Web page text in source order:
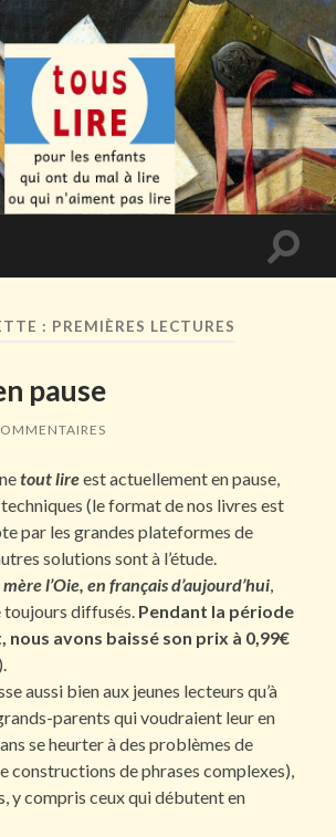
Toggle
: PREMIÈRES LECTURES
pause
tout lireest actuellement en pause,
(le format de nos livres est
par les grandes plateformes de
solutions sont à l’étude.
l’Oie, en français d’aujourd’hui,
toujours diffusés. Pendant la période
nous avons baissé son prix à 0,99€
aussi bien aux jeunes lecteurs qu’à
parents qui voudraient leur en
se heurter à des problèmes de
constructions de phrases complexes),
y compris ceux qui débutent en